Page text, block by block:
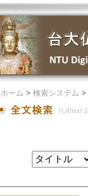
ホーム > 検索システム >